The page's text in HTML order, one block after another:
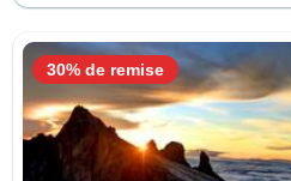
30% de remise